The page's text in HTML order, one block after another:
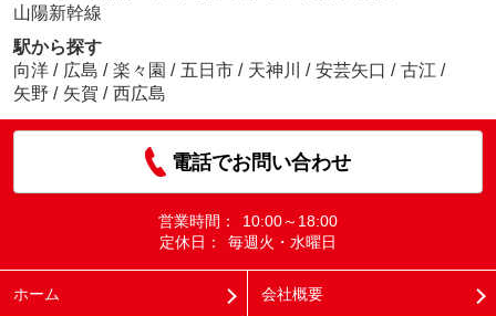
山陽新幹線
駅から探す
向洋 / 広島 / 楽々園 / 五日市 / 天神川 / 安芸矢口 / 古江 /
矢野 / 矢賀 / 西広島
電話でお問い合わせ
営業時間：
10:00～18:00
定休日：
毎週火・水曜日
ホーム 会社概要